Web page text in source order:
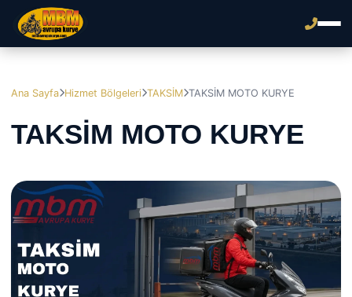
Ana Sayfa Hizmet Bölgeleri TAKSİM TAKSİM MOTO KURYE
TAKSİM MOTO KURYE